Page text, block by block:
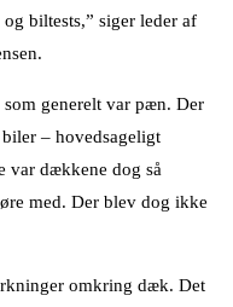
biltests,” siger leder af
generelt var pæn. Der
– hovedsageligt
dækkene dog så
med. Der blev dog ikke
omkring dæk. Det